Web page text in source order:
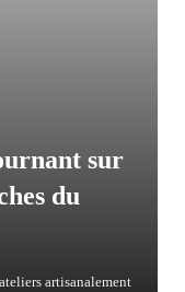
sur
du
artisanalement